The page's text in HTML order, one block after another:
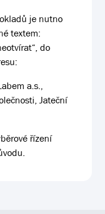
je nutno
textem:
do
a.s.,
Jateční
řízení